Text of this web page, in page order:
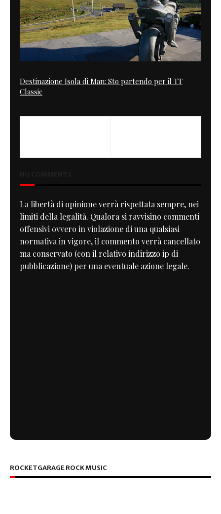
Destinazione Isola di Man: Sto partendo per il TT
Classic
La libertà di opinione verrà rispettata sempre, nei
limiti della legalità. Qualora si ravvisino commenti
offensivi ovvero in violazione di una qualsiasi
normativa in vigore, il commento verrà cancellato
ma conservato (con il relativo indirizzo ip di
pubblicazione) per una eventuale azione legale.
ROCKETGARAGE ROCK MUSIC